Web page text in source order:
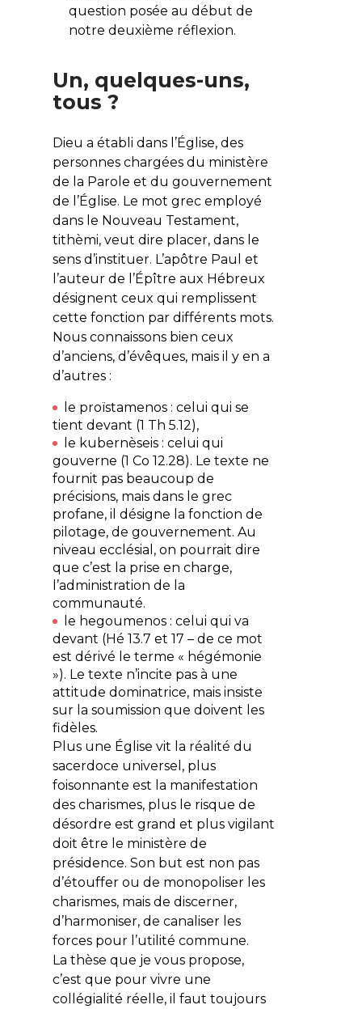
question posée au début de
notre deuxième réflexion.
Un, quelques-uns,
tous ?
Dieu a établi dans l’Église, des
personnes chargées du ministère
de la Parole et du gouvernement
de l’Église. Le mot grec employé
dans le Nouveau Testament,
tithèmi, veut dire placer, dans le
sens d’instituer. L’apôtre Paul et
l’auteur de l’Épître aux Hébreux
désignent ceux qui remplissent
cette fonction par différents mots.
Nous connaissons bien ceux
d’anciens, d’évêques, mais il y en a
d’autres :
le proïstamenos : celui qui se
tient devant (1 Th 5.12),
le kubernèseis : celui qui
gouverne (1 Co 12.28). Le texte ne
fournit pas beaucoup de
précisions, mais dans le grec
profane, il désigne la fonction de
pilotage, de gouvernement. Au
niveau ecclésial, on pourrait dire
que c’est la prise en charge,
l’administration de la
communauté.
le hegoumenos : celui qui va
devant (Hé 13.7 et 17 – de ce mot
est dérivé le terme « hégémonie
»). Le texte n’incite pas à une
attitude dominatrice, mais insiste
sur la soumission que doivent les
fidèles.
Plus une Église vit la réalité du
sacerdoce universel, plus
foisonnante est la manifestation
des charismes, plus le risque de
désordre est grand et plus vigilant
doit être le ministère de
présidence. Son but est non pas
d’étouffer ou de monopoliser les
charismes, mais de discerner,
d’harmoniser, de canaliser les
forces pour l’utilité commune.
La thèse que je vous propose,
c’est que pour vivre une
collégialité réelle, il faut toujours